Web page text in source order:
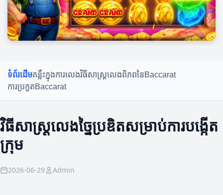
ទំព័រដើមគន្លឹះក្នុងការលេងវិធីសាស្ត្រលេងពិភពនៃBaccarat
ការប្រកួតBaccarat
វិធីសាស្ត្រលេងច្នៃប្រឌិតសម្រាប់ការបង្កើត
ក្រុម
2026-06-29 Admin